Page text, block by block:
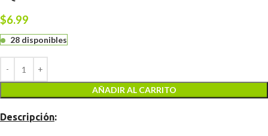
$6.99
28 disponibles
AÑADIR AL CARRITO
Descripción: